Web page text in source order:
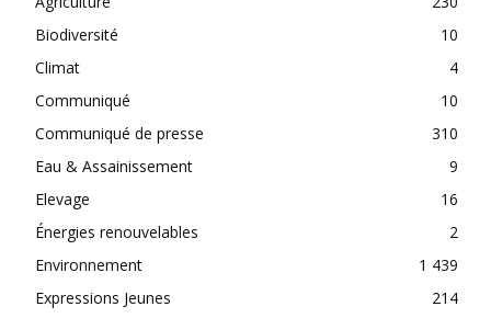
Biodiversité
10
Climat
4
Communiqué
10
Communiqué de presse
310
Eau & Assainissement
9
Elevage
16
Énergies renouvelables
2
Environnement
1 439
Expressions Jeunes
214